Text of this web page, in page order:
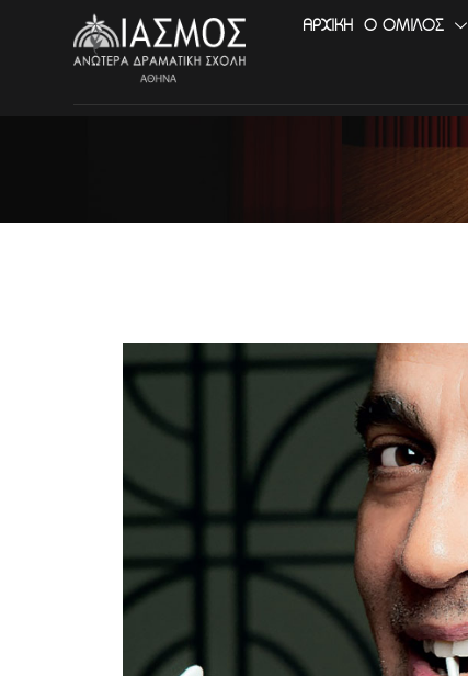
ΑΡΧΙΚΉ Ο ΟΜΙΛΟΣ